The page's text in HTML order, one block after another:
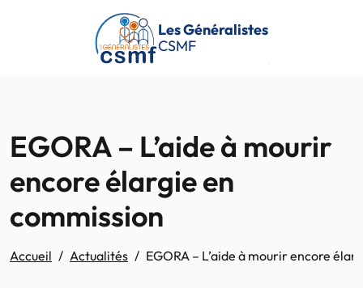
Passer au contenu principal
Les Généralistes
CSMF
EGORA – L’aide à mourir
encore élargie en
commission
Accueil Actualités EGORA – L’aide à mourir encore